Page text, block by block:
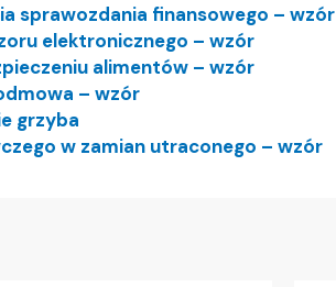
sprawozdania finansowego – wzór
elektronicznego – wzór
alimentów – wzór
– wzór
grzyba
w zamian utraconego – wzór